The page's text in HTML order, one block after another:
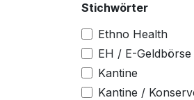
Stichwörter
Ethno Health
EH / E-
Kantine
Kantine /